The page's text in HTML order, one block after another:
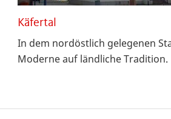
Käfertal
In dem nordöstlich gelegenen
Moderne auf ländliche Tradition.